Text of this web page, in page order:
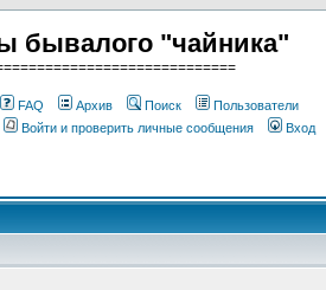
бывалого "чайника"
FAQ Архив Поиск
Пользователи
Войти и проверить личные сообщения Вход